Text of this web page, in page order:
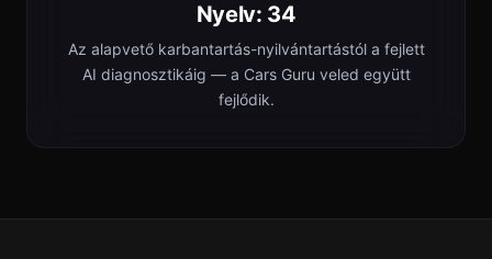
Nyelv: 34
Az alapvető karbantartás-nyilvántartástól a fejlett
AI diagnosztikáig — a Cars Guru veled együtt
fejlődik.